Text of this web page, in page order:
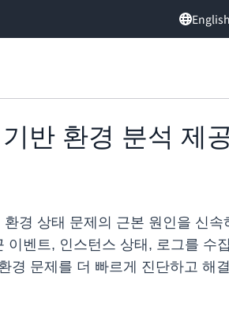
English
반 환경 분석 제
경 상태 문제의 근본 원인을 신
벤트, 인스턴스 상태, 로그를 수
문제를 더 빠르게 진단하고 해